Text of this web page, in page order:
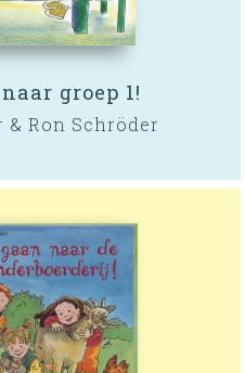
groep 1!
& Ron Schröder